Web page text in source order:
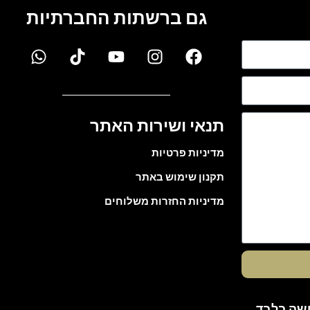
גם ברשתות החברתיות
תנאי ושירות האתר
מדיניות פרטיות
תקנון שימוש באתר
מדיניות החזרות משלוחים